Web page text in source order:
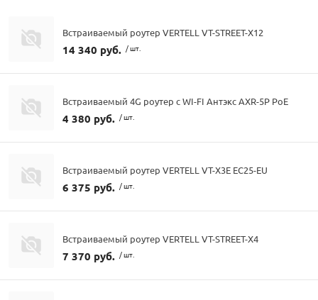
Встраиваемый роутер VERTELL VT-STREET-X12
14 340 руб. / шт.
Встраиваемый 4G роутер с WI-FI Антэкс AXR-5P PoE
4 380 руб. / шт.
Встраиваемый роутер VERTELL VT-X3E EC25-EU
6 375 руб. / шт.
Встраиваемый роутер VERTELL VT-STREET-X4
7 370 руб. / шт.